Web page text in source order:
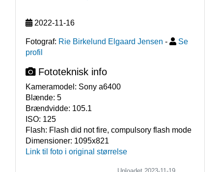
2022-11-16
Fotograf: Rie Birkelund Elgaard Jensen -
Se
profil
Fototeknisk info
Kameramodel: Sony a6400
Blænde: 5
Brændvidde: 105.1
ISO: 125
Flash: Flash did not fire, compulsory flash mode
Dimensioner: 1095x821
Link til foto i original størrelse